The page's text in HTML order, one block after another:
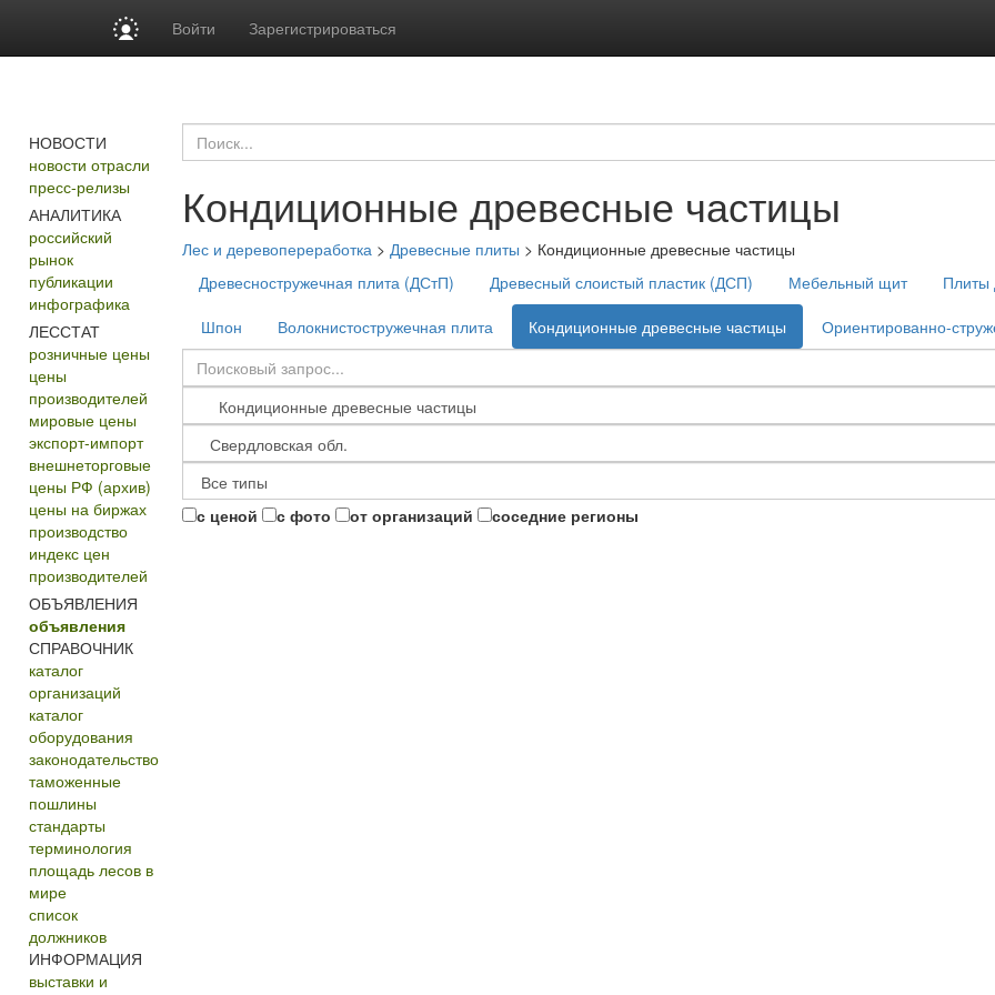
Войти Зарегистрироваться
НОВОСТИ
новости отрасли
пресс-релизы
АНАЛИТИКА
российский
рынок
публикации
инфографика
ЛЕССТАТ
розничные цены
цены
производителей
мировые цены
экспорт-импорт
внешнеторговые
цены РФ (архив)
цены на биржах
производство
индекс цен
производителей
ОБЪЯВЛЕНИЯ
объявления
СПРАВОЧНИК
каталог
организаций
каталог
оборудования
законодательство
таможенные
пошлины
стандарты
терминология
площадь лесов в
мире
список
должников
ИНФОРМАЦИЯ
выставки и
Кондиционные древесные частицы
Лес и деревопереработка> Древесные плиты > Кондиционные древесные частицы
Древесностружечная плита (ДСтП)
Древесный слоистый пластик (ДСП) Мебельный щит
Плиты
Шпон
Волокнистостружечная плита Кондиционные древесные частицы Ориентированно-
с ценой с фото от организаций соседние регионы